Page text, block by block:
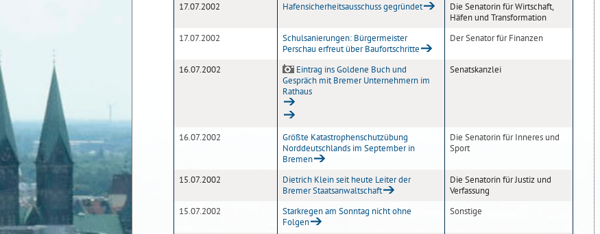
17.07.2002
Hafensicherheitsausschuss gegründet
Die Senatorin für Wirtschaft,
Häfen und Transformation
17.07.2002
Schulsanierungen: Bürgermeister
Perschau erfreut über Baufortschritte
Der Senator für Finanzen
16.07.2002
Eintrag ins Goldene Buch und
Gespräch mit Bremer Unternehmern im
Rathaus
Senatskanzlei
16.07.2002
Größte Katastrophenschutzübung
Norddeutschlands im September in
Bremen
Die Senatorin für Inneres und
Sport
15.07.2002
Dietrich Klein seit heute Leiter der
Bremer Staatsanwaltschaft
Die Senatorin für Justiz und
Verfassung
15.07.2002
Starkregen am Sonntag nicht ohne
Folgen
Sonstige